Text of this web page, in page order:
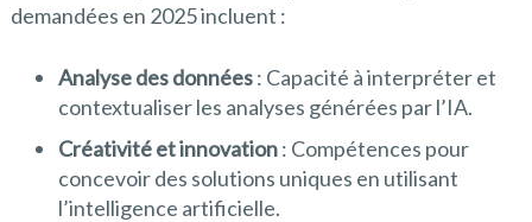
demandées en 2025 incluent :
Analyse des données: Capacité à interpréter et
contextualiser les analyses générées par l’IA.
Créativité et innovation: Compétences pour
concevoir des solutions uniques en utilisant
l’intelligence artificielle.